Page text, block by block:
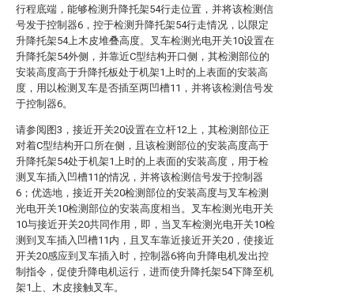
行程底端，能够检测升降托架54行走位置，并将该检测信
号发于控制器6，控于检测升降托架54行走情况，以限定
升降托架54上木皮堆叠高度。叉车检测光电开关10设置在
升降托架54外侧，并靠近C型结构开口侧，其检测部位的
安装高度高于升降托板处于机架1上时的上表面的安装高
度，用以检测叉车是否插至两凹槽11，并将该检测信号发
于控制器6。
请参阅图3，接近开关20设置在立杆12上，其检测部位正
对着C型结构开口所在侧，且该检测部位的安装高度高于
升降托架54处于机架1上时的上表面的安装高度，用于检
测叉车插入凹槽11的情况，并将该检测信号发于控制器
6；优选地，接近开关20检测部位的安装高度与叉车检测
光电开关10检测部位的安装高度相当。叉车检测光电开关
10与接近开关20共同作用，即，当叉车检测光电开关10检
测到叉车插入凹槽11内，且叉车靠近接近开关20，使接近
开关20感应到叉车插入时，控制器6将向升降电机发出控
制指令，促使升降电机运行，进而使升降托架54下降至机
架1上、木皮接触叉车。